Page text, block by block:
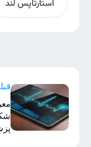
استارتاپس لند